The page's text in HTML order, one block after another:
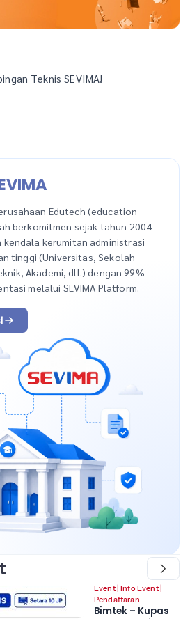
Teknis SEVIMA!
Edutech (education
berkomitmen sejak tahun 2004
kendala kerumitan administrasi
tinggi (Universitas, Sekolah
Akademi, dll.) dengan 99%
melalui SEVIMA Platform.
Event|Info Event|
Pendaftaran
Bimtek – Kupas